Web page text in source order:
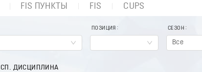
FIS ПУНКТЫ FIS CUPS
ПОЗИЦИЯ СЕЗОН
Все
СП. ДИСЦИПЛИНА